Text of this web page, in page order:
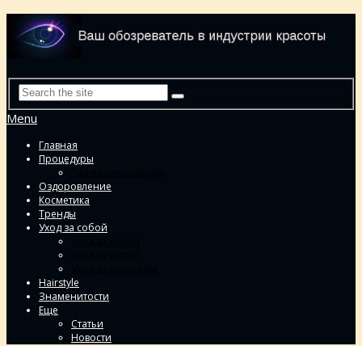
Menu
Главная
Процедуры
Оздоровление
Косметика
Тренды
Уход за собой
Hairstyle
Знаменитости
Еще
Статьи
Новости